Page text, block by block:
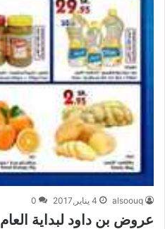
alsoouq 4 يناير,2017 0
عروض بن داود لبداية العام 7 ربيع الثاني 1438